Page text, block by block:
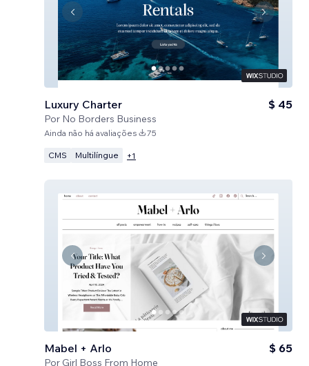
Luxury Charter
Por No Borders Business
$ 45
Ainda não há avaliações 75
CMS Multilíngue +1
Mabel + Arlo
Por Girl Boss From Home
$ 65